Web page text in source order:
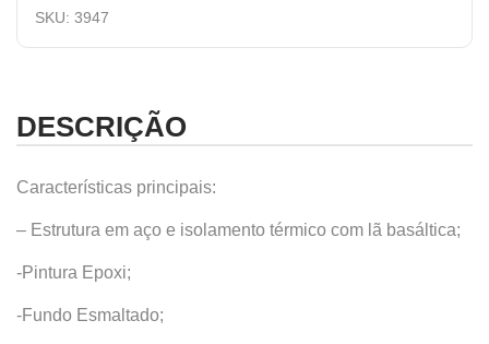
SKU: 3947
DESCRIÇÃO
Características principais:
– Estrutura em aço e isolamento térmico com lã basáltica;
-Pintura Epoxi;
-Fundo Esmaltado;